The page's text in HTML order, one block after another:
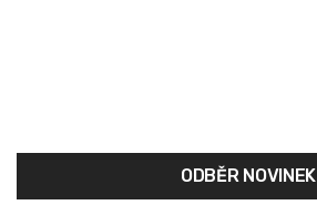
ODBĚR NOVINEK